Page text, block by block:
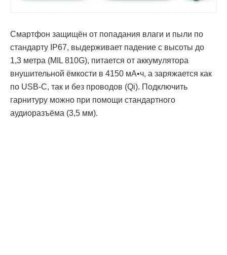
Смартфон защищён от попадания влаги и пыли по
стандарту IP67, выдерживает падение с высоты до
1,3 метра (MIL 810G), питается от аккумулятора
внушительной ёмкости в 4150 мА•ч, а заряжается как
по USB-C, так и без проводов (Qi). Подключить
гарнитуру можно при помощи стандартного
аудиоразъёма (3,5 мм).